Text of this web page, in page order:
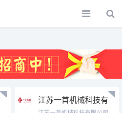
江苏一首机械科技有
限公司Jiangsu